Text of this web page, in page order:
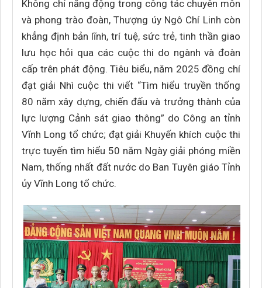
Không chỉ năng động trong công tác chuyên môn
và phong trào đoàn, Thượng úy Ngô Chí Linh còn
khẳng định bản lĩnh, trí tuệ, sức trẻ, tinh thần giao
lưu học hỏi qua các cuộc thi do ngành và đoàn
cấp trên phát động. Tiêu biểu, năm 2025 đồng chí
đạt giải Nhì cuộc thi viết “Tìm hiểu truyền thống
80 năm xây dựng, chiến đấu và trưởng thành của
lực lượng Cảnh sát giao thông” do Công an tỉnh
Vĩnh Long tổ chức; đạt giải Khuyến khích cuộc thi
trực tuyến tìm hiểu 50 năm Ngày giải phóng miền
Nam, thống nhất đất nước do Ban Tuyên giáo Tỉnh
ủy Vĩnh Long tổ chức.